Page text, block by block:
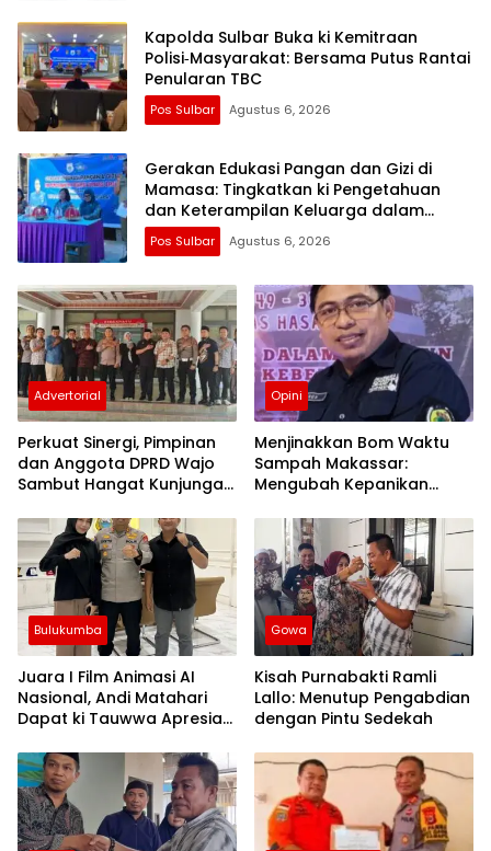
Kapolda Sulbar Buka ki Kemitraan
Polisi‑Masyarakat: Bersama Putus Rantai
Penularan TBC
Pos Sulbar Agustus 6, 2026
Gerakan Edukasi Pangan dan Gizi di
Mamasa: Tingkatkan ki Pengetahuan
dan Keterampilan Keluarga dalam
Pemenuhan Gizi
Pos Sulbar Agustus 6, 2026
Advertorial
Perkuat Sinergi, Pimpinan
dan Anggota DPRD Wajo
Sambut Hangat Kunjungan
yang Baru
Opini
Menjinakkan Bom Waktu
Sampah Makassar:
Mengubah Kepanikan
Berbasis RT
Bulukumba
Juara I Film Animasi AI
Nasional, Andi Matahari
Dapat ki Tauwwa Apresiasi
Gowa
Kisah Purnabakti Ramli
Lallo: Menutup Pengabdian
dengan Pintu Sedekah